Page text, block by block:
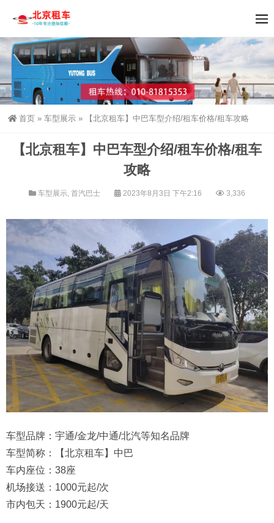
首页 » 车型展示 » 【北京租车】中巴车型介绍/租车价格/租车攻略
【北京租车】中巴车型介绍/租车价格/租车
攻略
车型展示 首汽巴士 2023年8月3日 下午2:16 3,336
车型品牌：宇通/金龙/中通/北汽等知名品牌
车型简称：【北京租车】中巴
车内座位：38座
机场接送：1000元起/次
市内包天：1900元起/天